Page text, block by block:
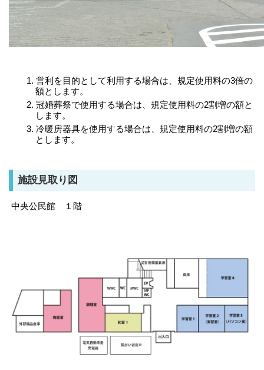
営利を目的として利用する場合は、規定使用料の3倍の
額とします。
冠婚葬祭で使用する場合は、規定使用料の2割増の額と
します。
冷暖房器具を使用する場合は、規定使用料の2割増の額
とします。
施設見取り図
中央公民館 １階